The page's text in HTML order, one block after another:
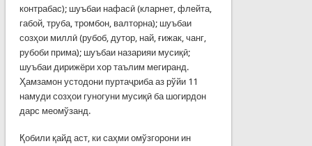
контрабас); шуъбаи нафасӣ (кларнет, флейта,
габой, труба, тромбон, валторна); шуъбаи
созҳои миллӣ (рубоб, дутор, най, ғижак, чанг,
рубоби прима); шуъбаи назарияи мусиқӣ;
шуъбаи дирижёри хор таълим мегиранд.
Ҳамзамон устодони пуртаҷриба аз рўйи 11
намуди созҳои гуногуни мусиқӣ ба шогирдон
дарс меомўзанд.
Қобили қайд аст, ки саҳми омўзгорони ин